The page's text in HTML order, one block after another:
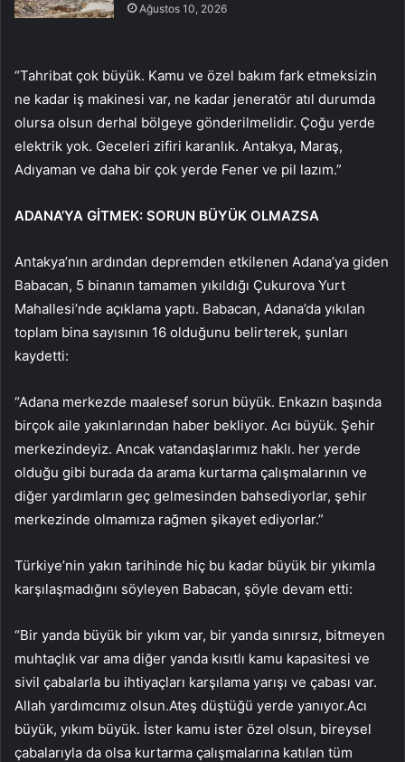
Ağustos 10, 2026
“Tahribat çok büyük. Kamu ve özel bakım fark etmeksizin
ne kadar iş makinesi var, ne kadar jeneratör atıl durumda
olursa olsun derhal bölgeye gönderilmelidir. Çoğu yerde
elektrik yok. Geceleri zifiri karanlık. Antakya, Maraş,
Adıyaman ve daha bir çok yerde Fener ve pil lazım.”
ADANA’YA GİTMEK: SORUN BÜYÜK OLMAZSA
Antakya’nın ardından depremden etkilenen Adana’ya giden
Babacan, 5 binanın tamamen yıkıldığı Çukurova Yurt
Mahallesi’nde açıklama yaptı. Babacan, Adana’da yıkılan
toplam bina sayısının 16 olduğunu belirterek, şunları
kaydetti:
“Adana merkezde maalesef sorun büyük. Enkazın başında
birçok aile yakınlarından haber bekliyor. Acı büyük. Şehir
merkezindeyiz. Ancak vatandaşlarımız haklı. her yerde
olduğu gibi burada da arama kurtarma çalışmalarının ve
diğer yardımların geç gelmesinden bahsediyorlar, şehir
merkezinde olmamıza rağmen şikayet ediyorlar.”
Türkiye’nin yakın tarihinde hiç bu kadar büyük bir yıkımla
karşılaşmadığını söyleyen Babacan, şöyle devam etti:
“Bir yanda büyük bir yıkım var, bir yanda sınırsız, bitmeyen
muhtaçlık var ama diğer yanda kısıtlı kamu kapasitesi ve
sivil çabalarla bu ihtiyaçları karşılama yarışı ve çabası var.
Allah yardımcımız olsun.Ateş düştüğü yerde yanıyor.Acı
büyük, yıkım büyük. İster kamu ister özel olsun, bireysel
çabalarıyla da olsa kurtarma çalışmalarına katılan tüm